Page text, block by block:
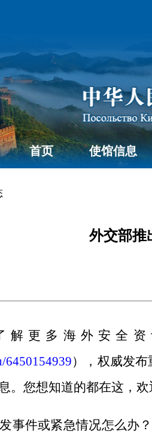
首页 使馆信息
外交部推
解更多海外安全
6450154939），权威发
。您想知道的都在这，
事件或紧急情况怎么办